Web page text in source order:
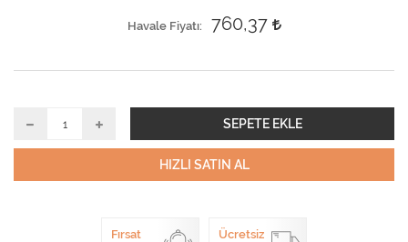
Havale Fiyatı 760,37
SEPETE EKLE
HIZLI SATIN AL
Fırsat Ücretsiz